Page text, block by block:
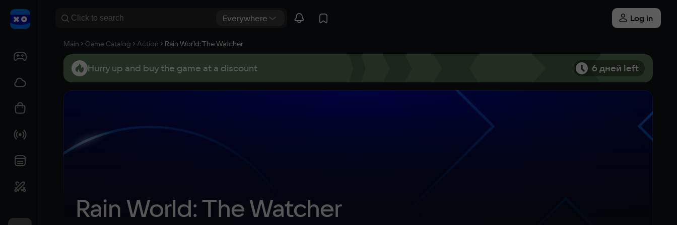
Log in
Main Game Catalog Action Rain World: The Watcher
Hurry up and buy the game at a discount 6 дней left
Rain World: The Watcher